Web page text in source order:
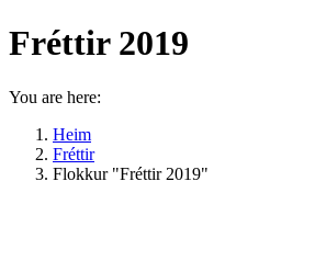
Fréttir 2019
You are here:
Heim
Fréttir
Flokkur "Fréttir 2019"